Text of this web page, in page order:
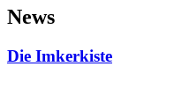
News
Die Imkerkiste